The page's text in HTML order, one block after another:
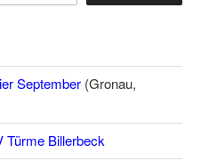
September (Gronau,
Türme Billerbeck